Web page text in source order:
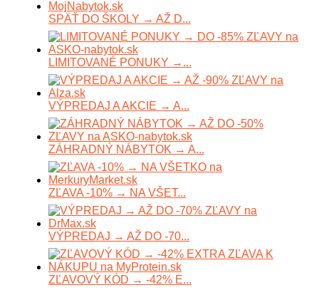
SPÄŤ DO ŠKOLY → AŽ D...
LIMITOVANÉ PONUKY →...
VÝPREDAJ A AKCIE → A...
ZÁHRADNÝ NÁBYTOK → A...
ZĽAVA -10% → NA VŠET...
VÝPREDAJ → AŽ DO -70...
ZĽAVOVÝ KÓD → -42% E...